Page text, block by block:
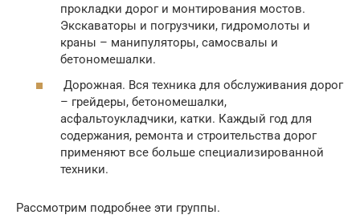
прокладки дорог и монтирования мостов.
Экскаваторы и погрузчики, гидромолоты и
краны – манипуляторы, самосвалы и
бетономешалки.
Дорожная. Вся техника для обслуживания дорог
– грейдеры, бетономешалки,
асфальтоукладчики, катки. Каждый год для
содержания, ремонта и строительства дорог
применяют все больше специализированной
техники.
Рассмотрим подробнее эти группы.